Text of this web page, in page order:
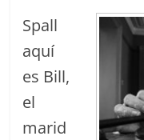
Spall
aquí
es Bill,
el
marid